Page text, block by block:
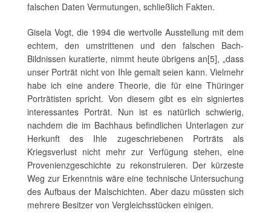
falschen Daten Vermutungen, schließlich Fakten.
Gisela Vogt, die 1994 die wertvolle Ausstellung mit dem
echtem, den umstrittenen und den falschen Bach-
Bildnissen kuratierte, nimmt heute übrigens an[5], „dass
unser Porträt nicht von Ihle gemalt seien kann. Vielmehr
habe ich eine andere Theorie, die für eine Thüringer
Porträtisten spricht. Von diesem gibt es ein signiertes
interessantes Porträt. Nun ist es natürlich schwierig,
nachdem die im Bachhaus befindlichen Unterlagen zur
Herkunft des Ihle zugeschriebenen Porträts als
Kriegsverlust nicht mehr zur Verfügung stehen, eine
Provenienzgeschichte zu rekonstruieren. Der kürzeste
Weg zur Erkenntnis wäre eine technische Untersuchung
des Aufbaus der Malschichten. Aber dazu müssten sich
mehrere Besitzer von Vergleichsstücken einigen.